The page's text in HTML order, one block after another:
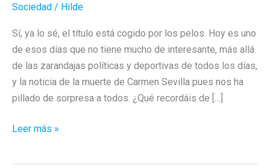
Sociedad / Hilde
Sí, ya lo sé, el título está cogido por los pelos. Hoy es uno
de esos días que no tiene mucho de interesante, más allá
de las zarandajas políticas y deportivas de todos los días,
y la noticia de la muerte de Carmen Sevilla pues nos ha
pillado de sorpresa a todos. ¿Qué recordáis de […]
¿Sueñan
Leer más »